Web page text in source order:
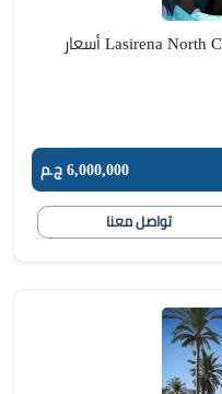
قرية لاسيرينا الساحل الشمالي Lasirena North Coast أسعار
6,000,000 ج.م
تواصل معنا